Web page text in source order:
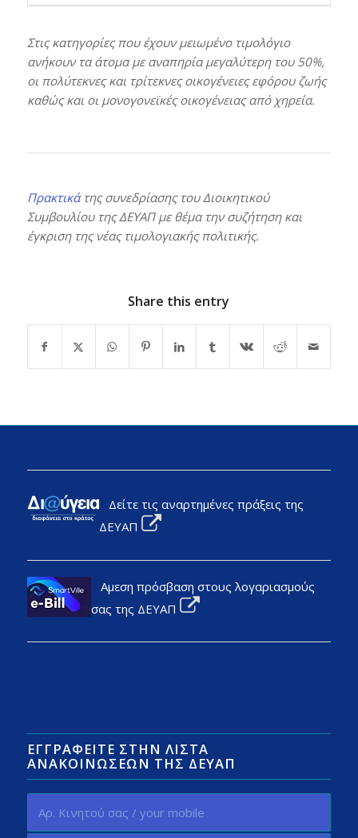
Στις κατηγορίες που έχουν μειωμένο τιμολόγιο
ανήκουν τα άτομα με αναπηρία μεγαλύτερη του 50%,
οι πολύτεκνες και τρίτεκνες οικογένειες εφόρου ζωής
καθώς και οι μονογονεϊκές οικογένειας από χηρεία.
Πρακτικάτης συνεδρίασης του Διοικητικού
Συμβουλίου της ΔΕΥΑΠ με θέμα την συζήτηση και
έγκριση της νέας τιμολογιακής πολιτικής.
Share this entry
Δείτε τις αναρτημένες πράξεις της
ΔΕΥΑΠ
Αμεση πρόσβαση στους λογαριασμούς
σας της ΔΕΥΑΠ
ΕΓΓΡΑΦΕΊΤΕ ΣΤΗΝ ΛΊΣΤΑ
ΑΝΑΚΟΙΝΏΣΕΩΝ ΤΗΣ ΔΕΥΑΠ